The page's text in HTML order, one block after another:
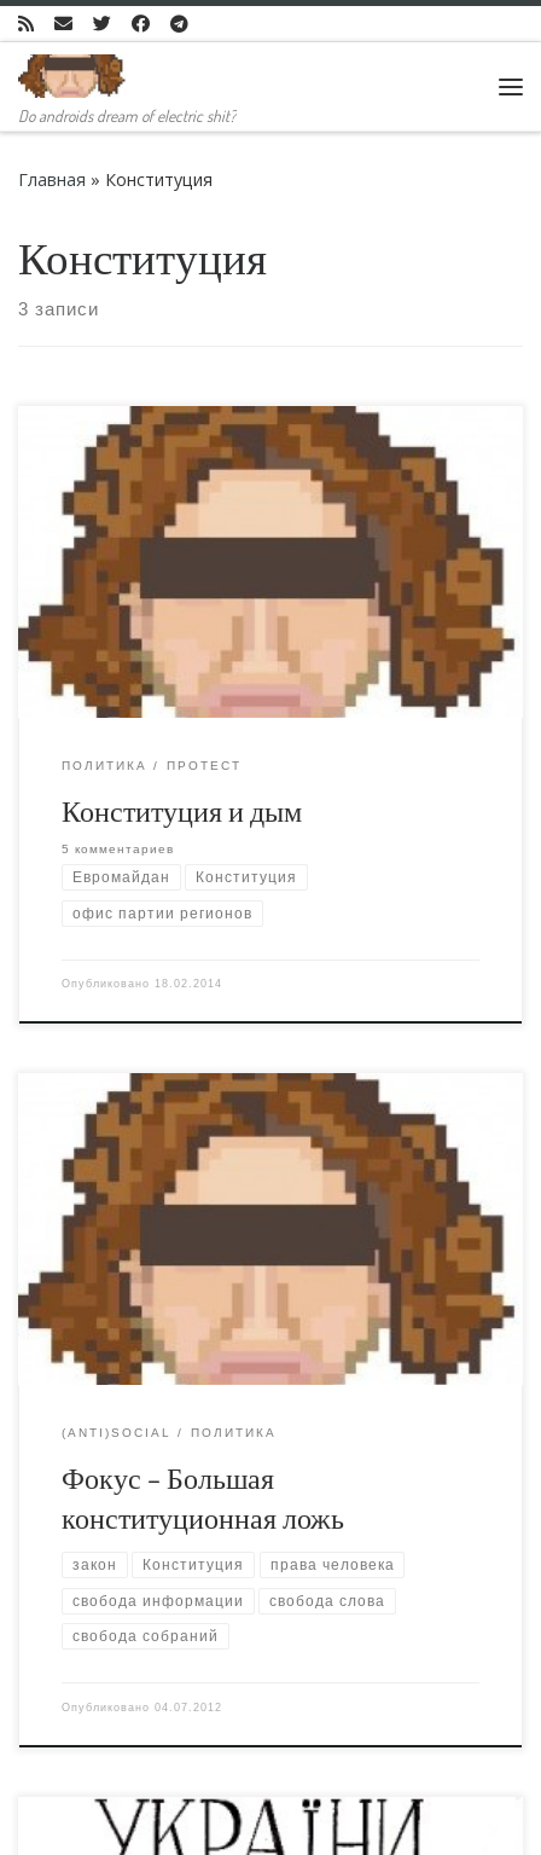
Skip to content
Do androids dream of electric shit?
Главная » Конституция
Конституция
3 записи
Я понимаю, что сейчас не время задавать вопросы. Но
если на секунду задуматься: ВСЕ политические силы,
включая регионалов, поддерживают возвращение к
Конституции-2004.
ПОЛИТИКА ПРОТЕСТ
Конституция и дым
5 комментариев
Евромайдан Конституция
офис партии регионов
Опубликовано 18.02.2014
Покусился на самое святое. Оригинал текста – на сайте
focus.ua. День Конституции – весьма противоречивый
праздник. Он состоит из двух частей: государственный
патриотический официоз с одной стороны, и протесты
оппозиции с другой. В первом случае, участники
торжеств показательно радуются тому, что у них есть
такая замечательная штука как Конституция, а […]
(ANTI)SOCIAL ПОЛИТИКА
Фокус – Большая
конституционная ложь
закон Конституция права человека
свобода информации свобода слова
свобода собраний
Опубликовано 04.07.2012